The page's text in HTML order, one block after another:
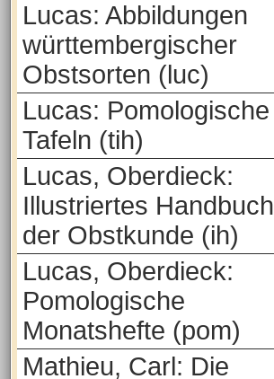
Lucas: Abbildungen
württembergischer
Obstsorten (luc)
Lucas: Pomologische
Tafeln (tih)
Lucas, Oberdieck:
Illustriertes Handbuch
der Obstkunde (ih)
Lucas, Oberdieck:
Pomologische
Monatshefte (pom)
Mathieu, Carl: Die